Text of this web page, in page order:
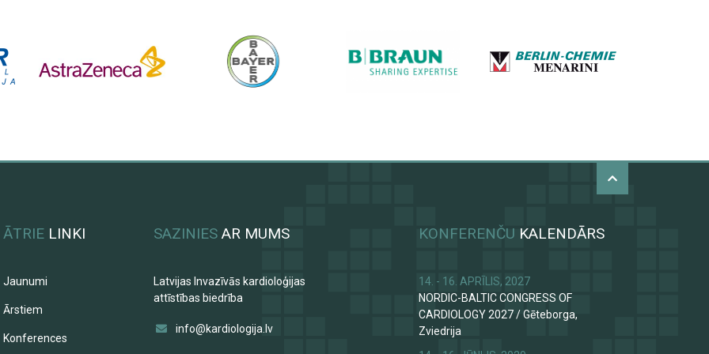
KONFERENČU KALENDĀRS
14. - 16. APRĪLIS, 2027
NORDIC-BALTIC CONGRESS OF
CARDIOLOGY 2027/Gēteborga,
Zviedrija
ĀTRIE LINKI
Jaunumi
Ārstiem
Konferences
SAZINIES AR MUMS
Latvijas Invazīvās kardioloģijas
attīstības biedrība
info@kardiologija.lv